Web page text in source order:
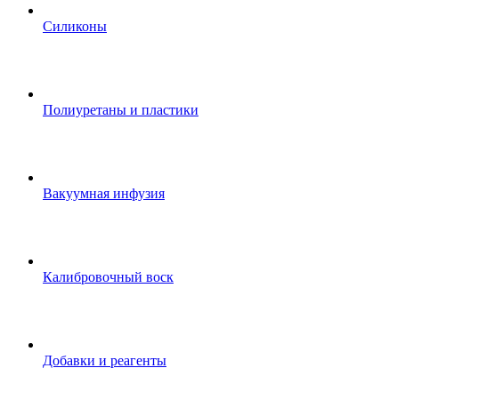
Силиконы
Полиуретаны и пластики
Вакуумная инфузия
Калибровочный воск
Добавки и реагенты